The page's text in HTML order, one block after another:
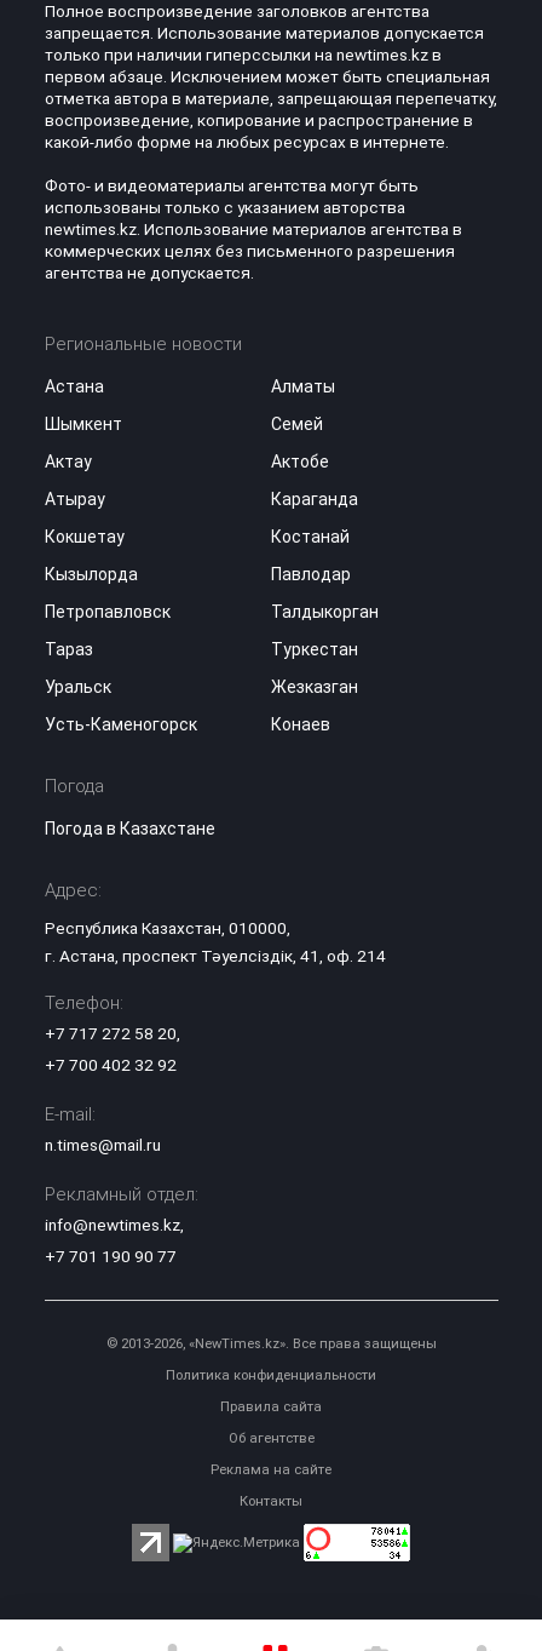
Полное воспроизведение заголовков агентства
запрещается. Использование материалов допускается
только при наличии гиперссылки на newtimes.kz в
первом абзаце. Исключением может быть специальная
отметка автора в материале, запрещающая перепечатку,
воспроизведение, копирование и распространение в
какой-либо форме на любых ресурсах в интернете.
Фото- и видеоматериалы агентства могут быть
использованы только с указанием авторства
newtimes.kz. Использование материалов агентства в
коммерческих целях без письменного разрешения
агентства не допускается.
Региональные новости
Астана
Алматы
Шымкент
Семей
Актау
Актобе
Атырау
Караганда
Кокшетау
Костанай
Кызылорда
Павлодар
Петропавловск
Талдыкорган
Тараз
Туркестан
Уральск
Жезказган
Усть-Каменогорск
Конаев
Погода
Погода в Казахстане
Адрес:
Республика Казахстан, 010000,
г. Астана, проспект Тәуелсіздік, 41, оф. 214
Телефон:
+7 717 272 58 20,
+7 700 402 32 92
E-mail:
n.times@mail.ru
Рекламный отдел:
info@newtimes.kz,
+7 701 190 90 77
© 2013-2026, «NewTimes.kz». Все права защищены
Политика конфиденциальности
Правила сайта
Об агентстве
Реклама на сайте
Контакты